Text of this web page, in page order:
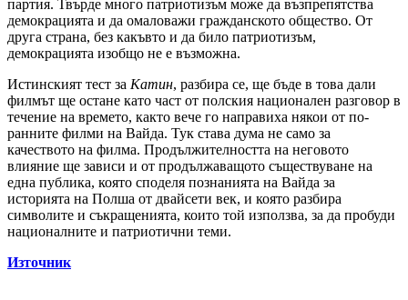
партия. Твърде много патриотизъм може да възпрепятства
демокрацията и да омаловажи гражданското общество. От
друга страна, без какъвто и да било патриотизъм,
демокрацията изобщо не е възможна.
Истинският тест за Катин, разбира се, ще бъде в това дали
филмът ще остане като част от полския национален разговор в
течение на времето, както вече го направиха някои от по-
ранните филми на Вайда. Тук става дума не само за
качеството на филма. Продължителността на неговото
влияние ще зависи и от продължаващото съществуване на
една публика, която споделя познанията на Вайда за
историята на Полша от двайсети век, и която разбира
символите и съкращенията, които той използва, за да пробуди
националните и патриотични теми.
Източник